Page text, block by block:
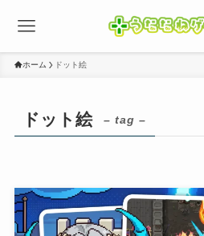
ホーム ドット絵
ドット絵 – tag –